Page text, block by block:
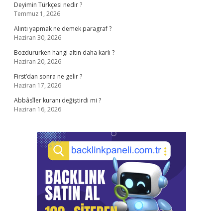
Deyimin Türkçesi nedir ?
Temmuz 1, 2026
Alıntı yapmak ne demek paragraf ?
Haziran 30, 2026
Bozdururken hangi altın daha karlı ?
Haziran 20, 2026
First’dan sonra ne gelir ?
Haziran 17, 2026
Abbâsîler kuranı değiştirdi mi ?
Haziran 16, 2026